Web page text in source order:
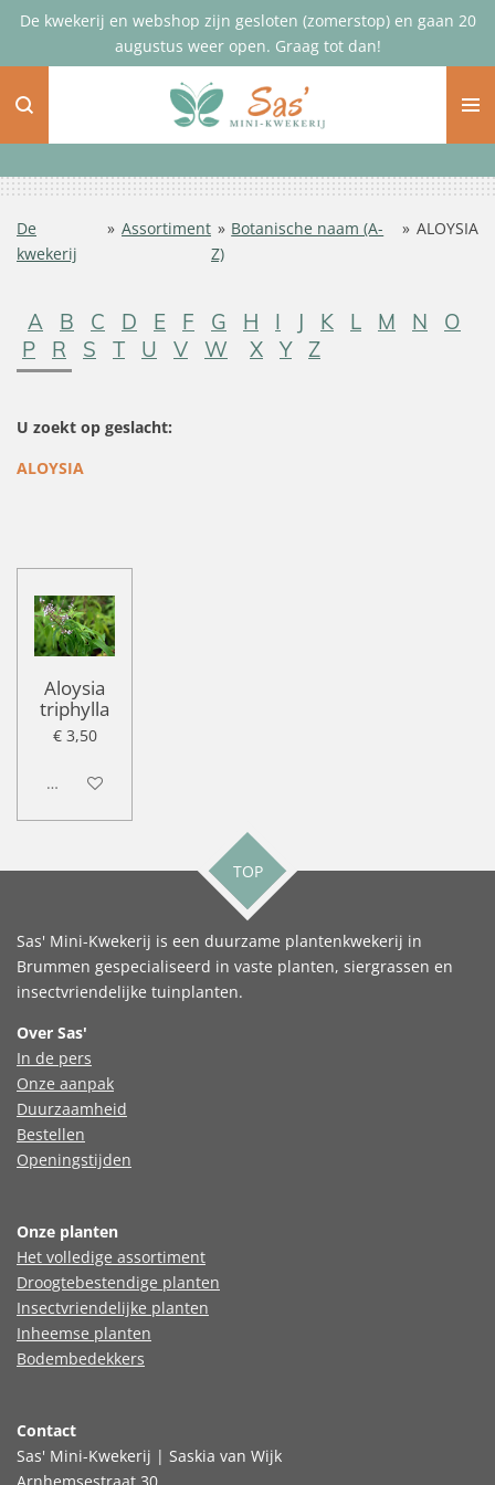
Ga
de
De kwekerij en webshop zijn gesloten (zomerstop) en gaan 20
augustus weer open. Graag tot dan!
De
kwekerij
» Assortiment » Botanische naam (A-
Z)
» ALOYSIA
A B C D E F G H I J K L M N
O
P
R S T U V W X Y Z
U zoekt op geslacht:
ALOYSIA
Aloysia
triphylla
€ 3,50
Uitgeschakeld
TOP
Sas' Mini-Kwekerij is een duurzame plantenkwekerij in
Brummen gespecialiseerd in vaste planten, siergrassen en
insectvriendelijke tuinplanten.
Over Sas'
In de pers
Onze aanpak
Duurzaamheid
Bestellen
Openingstijden
Onze planten
Het volledige assortiment
Droogtebestendige planten
Insectvriendelijke planten
Inheemse planten
Bodembedekkers
Contact
Sas' Mini-Kwekerij | Saskia van Wijk